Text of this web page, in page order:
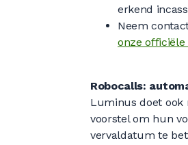
erkend
Neem
onze
Robocalls:
Luminus doet ook
voorstel om hun
vervaldatum te